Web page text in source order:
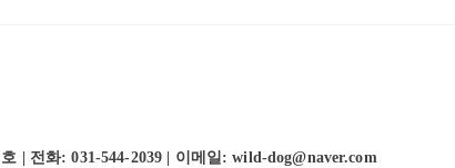
| 전화: 031-544-2039 | 이메일: wild-dog@naver.com